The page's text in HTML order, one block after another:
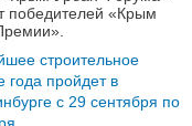
победителей «Крым
строительное
года пройдет в
с 29 сентября по